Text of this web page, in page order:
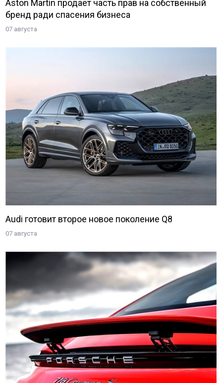
Aston Martin продает часть прав на собственный
бренд ради спасения бизнеса
07 августа
Audi готовит второе новое поколение Q8
07 августа